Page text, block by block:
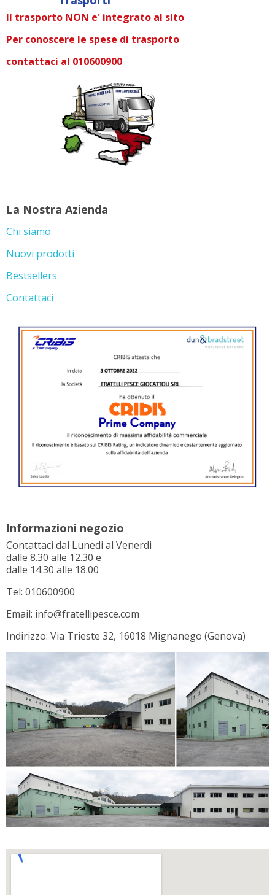
Il trasporto NON e' integrato al sito
Per conoscere le spese di trasporto
contattaci al 010600900
La Nostra Azienda
Chi siamo
Nuovi prodotti
Bestsellers
Contattaci
Informazioni negozio
Contattaci dal Lunedi al Venerdi
dalle 8.30 alle 12.30 e
dalle 14.30 alle 18.00
Tel: 010600900
Email: info@fratellipesce.com
Indirizzo: Via Trieste 32, 16018 Mignanego (Genova)